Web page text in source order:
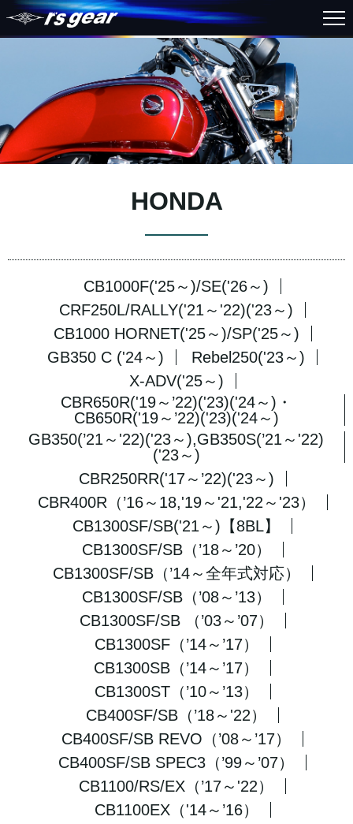
HONDA
CB1000F('25～)/SE('26～)
CRF250L/RALLY('21～'22)('23～)
CB1000 HORNET('25～)/SP('25～)
GB350 C ('24～)
Rebel250('23～)
X-ADV('25～)
CBR650R('19～’22)('23)('24～)・
CB650R('19～’22)('23)('24～)
GB350(’21～'22)('23～),GB350S(’21～'22)
('23～)
CBR250RR('17～’22)('23～)
CBR400R（’16～18,'19～'21,'22～'23）
CB1300SF/SB('21～)【8BL】
CB1300SF/SB（’18～’20）
CB1300SF/SB（’14～全年式対応）
CB1300SF/SB（’08～’13）
CB1300SF/SB （’03～’07）
CB1300SF（’14～’17）
CB1300SB（’14～’17）
CB1300ST（’10～’13）
CB400SF/SB（’18～'22）
CB400SF/SB REVO（’08～’17）
CB400SF/SB SPEC3（’99～’07）
CB1100/RS/EX（’17～'22）
CB1100EX（'14～’16）